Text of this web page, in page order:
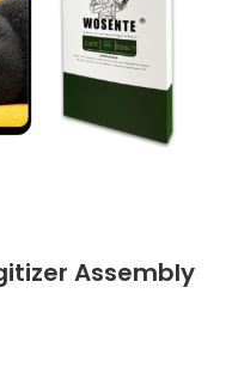
Assembly